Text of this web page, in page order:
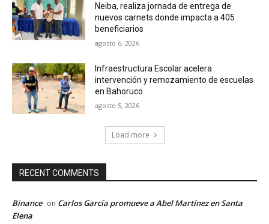
Neiba, realiza jornada de entrega de
nuevos carnets donde impacta a 405
beneficiarios
agosto 6, 2026
Infraestructura Escolar acelera
intervención y remozamiento de escuelas
en Bahoruco
agosto 5, 2026
Load more
RECENT COMMENTS
Binance on Carlos García promueve a Abel Martínez en Santa
Elena